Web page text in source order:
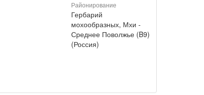
Районирование
Гербарий
мохообразных, Мхи -
Среднее Поволжье (B9)
(Россия)